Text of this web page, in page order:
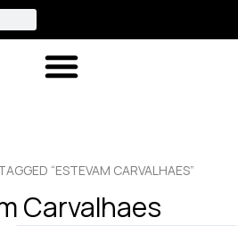
“ESTEVAM CARVALHAES”
Carvalhaes